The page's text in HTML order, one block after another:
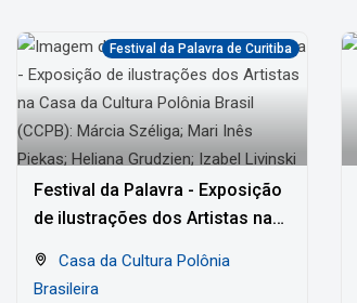
Festival da Palavra de Curitiba
Festival da Palavra - Exposição
de ilustrações dos Artistas na
Brasileira